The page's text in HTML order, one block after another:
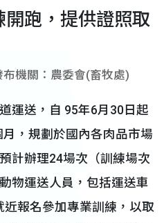
跑，提供證照取
布機關：農委會(畜牧處)
送，自 95年6月30日起
，規劃於國內各肉品市場
計辦理24場次（訓練場次
物運送人員，包括運送車
報名參加專業訓練，以取